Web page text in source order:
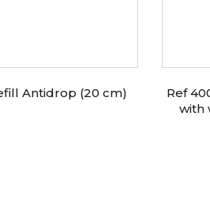
Ref
with
Antidrop (20 cm)